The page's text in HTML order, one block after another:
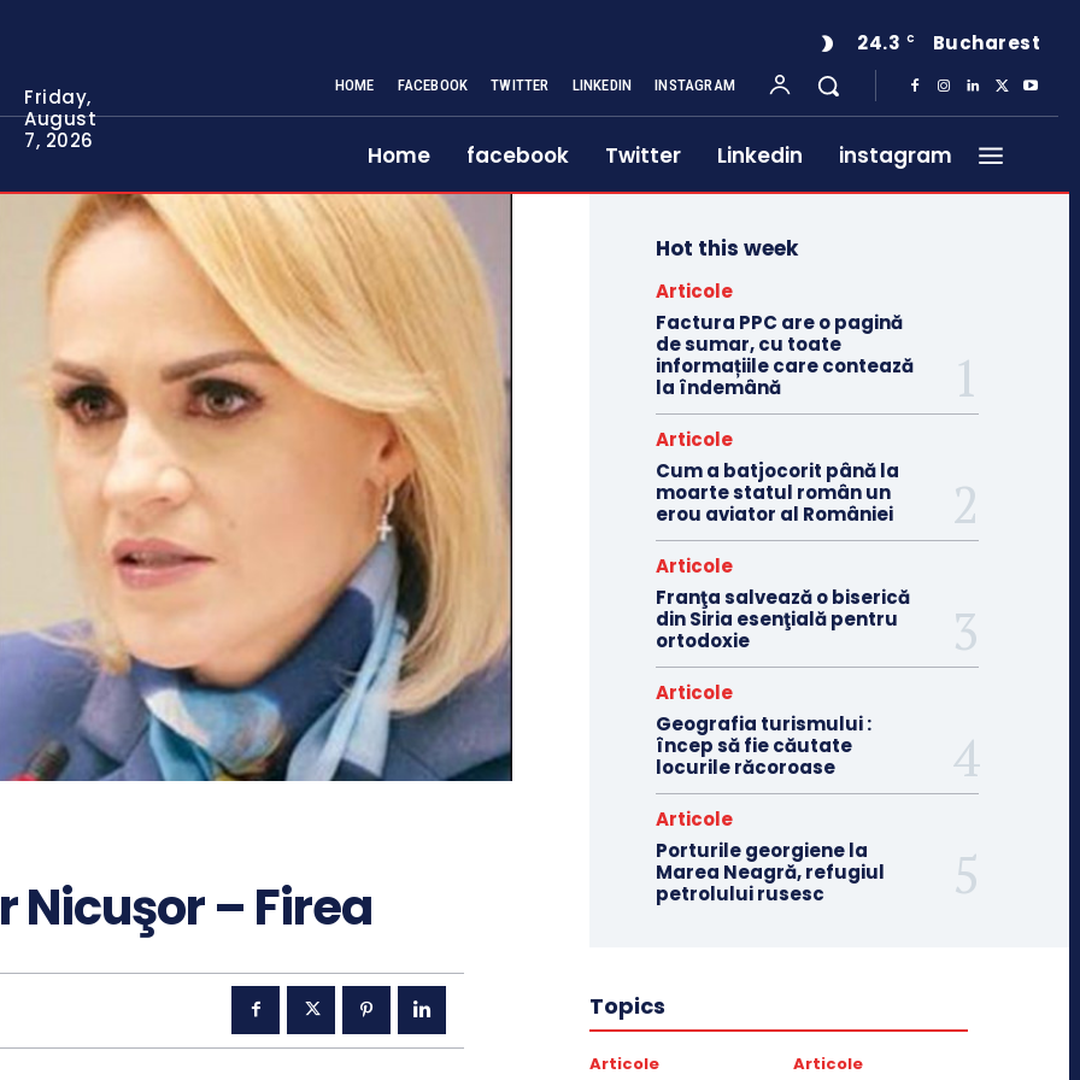
Friday,
August
7, 2026
24.3 C Bucharest
HOME FACEBOOK TWITTER LINKEDIN INSTAGRAM
Home facebook Twitter Linkedin instagram
– Firea
Hot this week
Articole
Factura PPC are o pagină
de sumar, cu toate
informațiile care contează
la îndemână
Articole
Cum a batjocorit până la
moarte statul român un
erou aviator al României
Articole
Franţa salvează o biserică
din Siria esenţială pentru
ortodoxie
Articole
Geografia turismului :
încep să fie căutate
locurile răcoroase
Articole
Porturile georgiene la
Marea Neagră, refugiul
petrolului rusesc
Topics
Articole Articole